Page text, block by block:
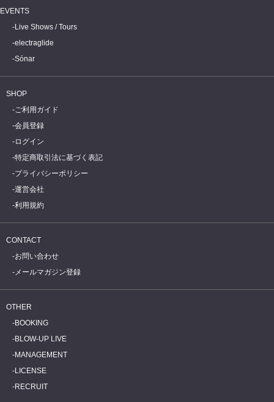
EVENTS
Live Shows / Tours
electraglide
Sónar
SHOP
ご利用ガイド
会員登録
ログイン
特定商取引法に基づく表記
プライバシーポリシー
運営会社
利用規約
CONTACT
お問い合わせ
メールマガジン登録
OTHER
BOOKING
BLOW-UP LIVE
MANAGEMENT
LICENSE
RECRUIT